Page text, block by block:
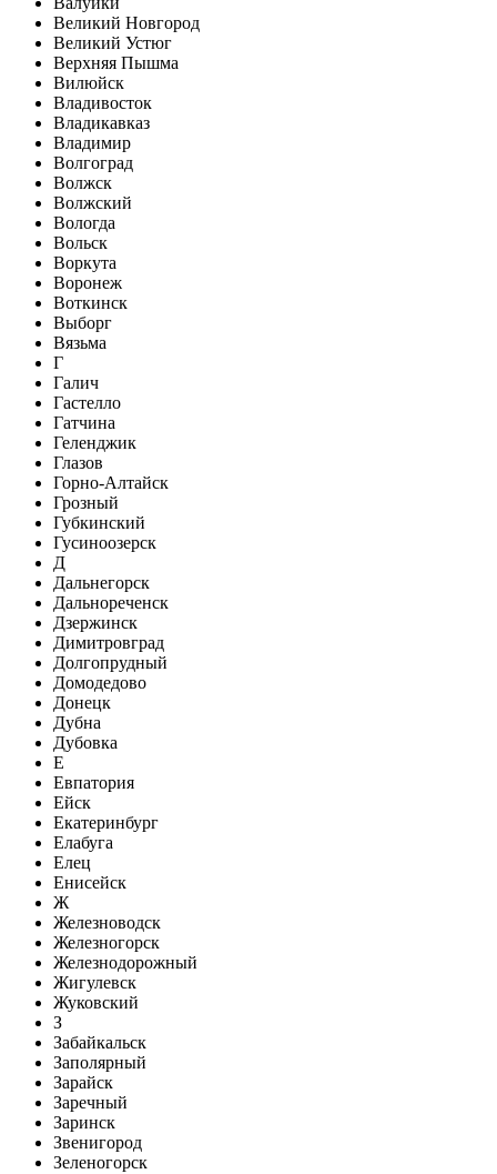
Великий Новгород
Великий Устюг
Верхняя Пышма
Вилюйск
Владивосток
Владикавказ
Владимир
Волгоград
Волжск
Волжский
Вологда
Вольск
Воркута
Воронеж
Воткинск
Выборг
Вязьма
Г
Галич
Гастелло
Гатчина
Геленджик
Глазов
Горно-Алтайск
Грозный
Губкинский
Гусиноозерск
Д
Дальнегорск
Дальнореченск
Дзержинск
Димитровград
Долгопрудный
Домодедово
Донецк
Дубна
Дубовка
Е
Евпатория
Ейск
Екатеринбург
Елабуга
Елец
Енисейск
Ж
Железноводск
Железногорск
Железнодорожный
Жигулевск
Жуковский
З
Забайкальск
Заполярный
Зарайск
Заречный
Заринск
Звенигород
Зеленогорск